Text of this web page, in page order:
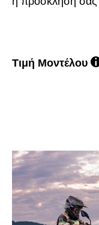
Τιμή Μοντέλου